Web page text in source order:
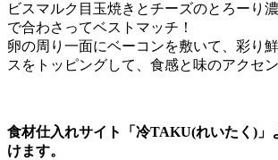
ビスマルク目玉焼きとチーズのとろーり
で合わさってベストマッチ！
卵の周り一面にベーコンを敷いて、彩り
スをトッピングして、食感と味のアクセン
食材仕入れサイト「冷TAKU(れいたく)」
けます。